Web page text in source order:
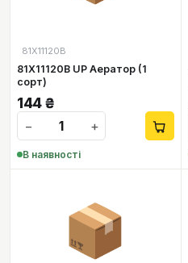
81X11120B
81X11120B UP Аератор (1
сорт)
144₴
−
+
В наявності
📦